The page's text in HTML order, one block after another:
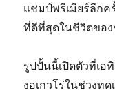
แชมป์พรีเมียร์ลีกค
ที่ดีที่สุดในชีวิตขอ
รูปปั้นนี้เปิดตัวที่เอ
งอเกวโร่ในช่วงท